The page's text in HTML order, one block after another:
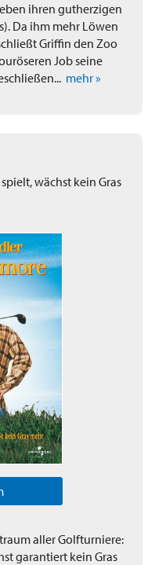
ihren gutherzigen
Da ihm mehr Löwen
Griffin den Zoo
Job seine
mehr »
wächst kein Gras
aller Golfturniere:
garantiert kein Gras